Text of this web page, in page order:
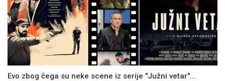
Evo zbog čega su neke scene iz serije "Južni vetar"...